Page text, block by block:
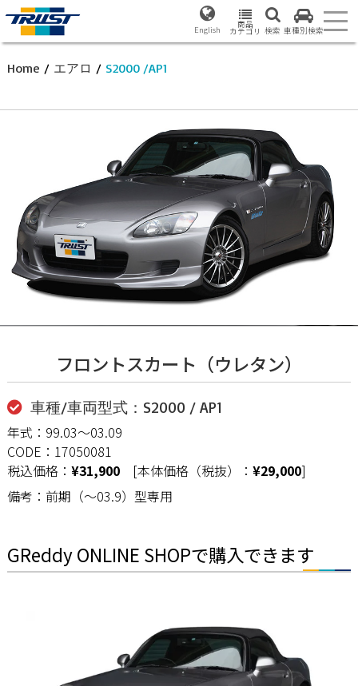
English 商品
カテゴリ 検索 車種別検索
Home / エアロ / S2000 /AP1
フロントスカート（ウレタン）
車種/車両型式：S2000 / AP1
年式：99.03〜03.09
CODE：17050081
税込価格： ¥31,900[本体価格（税抜）： ¥29,000]
備考：前期（〜03.9）型専用
GReddy ONLINE SHOPで購入できます